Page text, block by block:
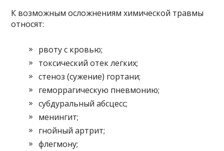
К возможным осложнениям химической травмы
относят:
рвоту с кровью;
токсический отек легких;
стеноз (сужение) гортани;
геморрагическую пневмонию;
субдуральный абсцесс;
менингит;
гнойный артрит;
флегмону;